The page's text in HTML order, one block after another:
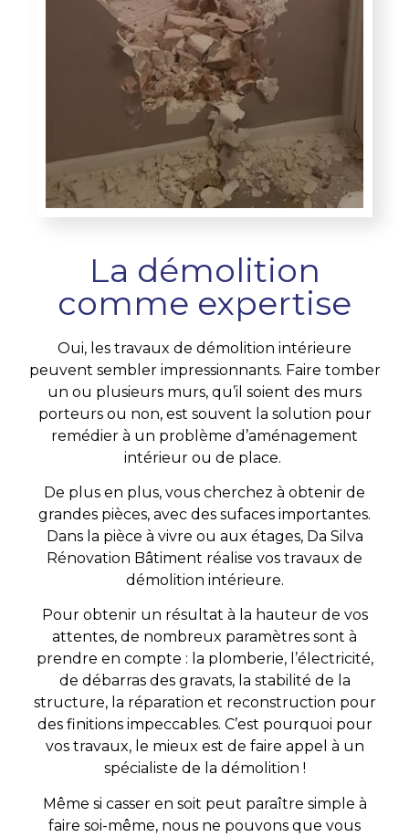
La démolition
comme expertise
Oui, les travaux de démolition intérieure
peuvent sembler impressionnants. Faire tomber
un ou plusieurs murs, qu’il soient des murs
porteurs ou non, est souvent la solution pour
remédier à un problème d’aménagement
intérieur ou de place.
De plus en plus, vous cherchez à obtenir de
grandes pièces, avec des sufaces importantes.
Dans la pièce à vivre ou aux étages, Da Silva
Rénovation Bâtiment réalise vos travaux de
démolition intérieure.
Pour obtenir un résultat à la hauteur de vos
attentes, de nombreux paramètres sont à
prendre en compte : la plomberie, l’électricité,
de débarras des gravats, la stabilité de la
structure, la réparation et reconstruction pour
des finitions impeccables. C’est pourquoi pour
vos travaux, le mieux est de faire appel à un
spécialiste de la démolition !
Même si casser en soit peut paraître simple à
faire soi-même, nous ne pouvons que vous